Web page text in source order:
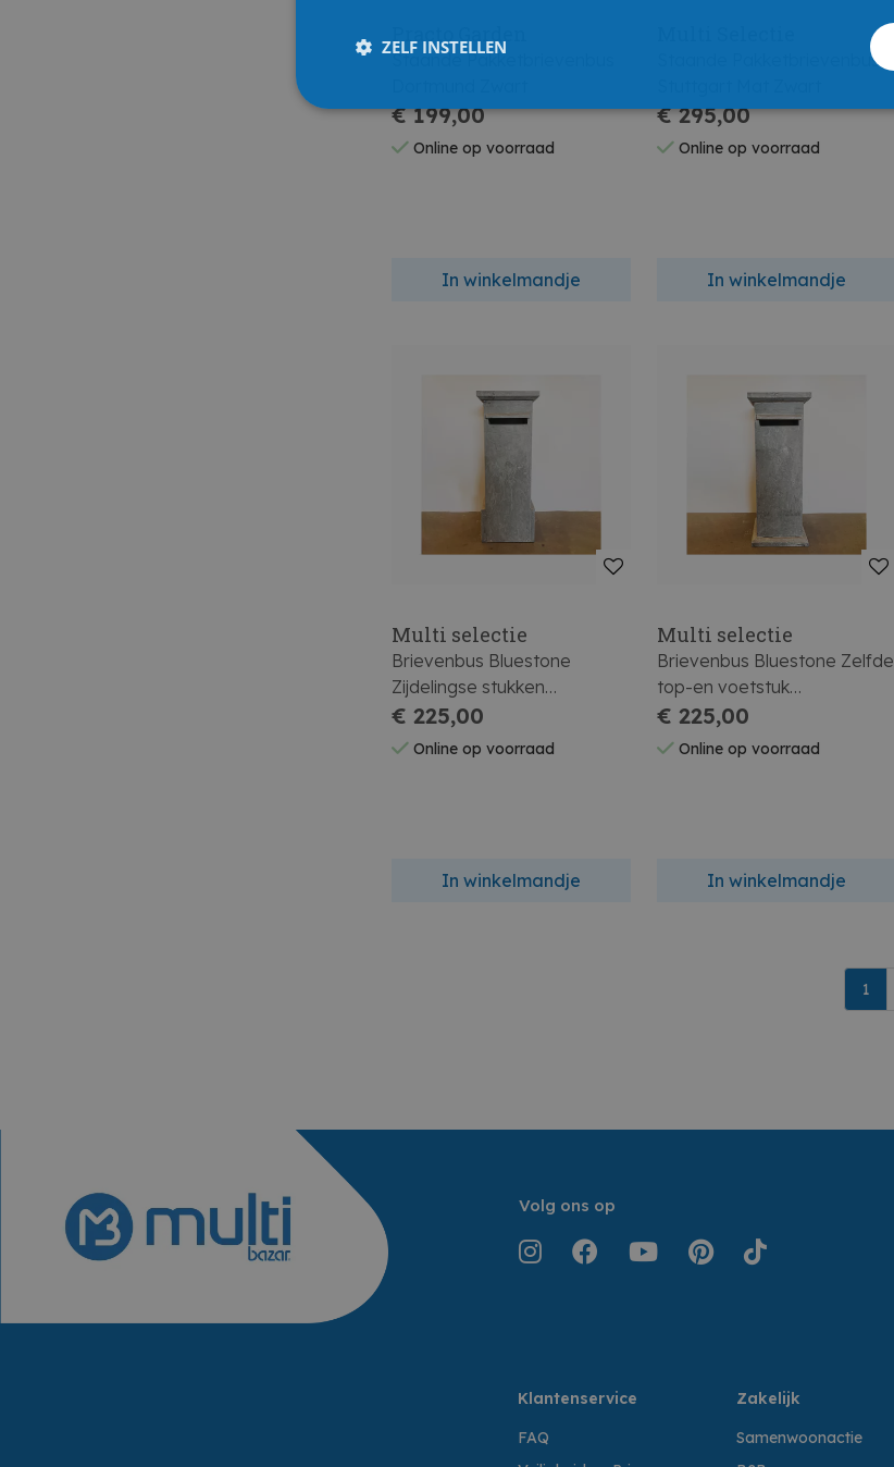
Staande Pakketbrievenbus
€ 199,00
Online op voorraad
In winkelmandje
Staande Pakketbrievenbus
€ 295,00
Online op voorraad
In winkelmandje
Multi selectie
Brievenbus Bluestone
Zijdelingse stukken
105x40x40cm
€ 225,00
Online op voorraad
In winkelmandje
Multi selectie
Brievenbus Bluestone Zelfde
top-en voetstuk
105x40x40cm
€ 225,00
Online op voorraad
In winkelmandje
1
Volg ons op
Klantenservice
FAQ
Zakelijk
Samenwoonactie
ZELF INSTELLEN